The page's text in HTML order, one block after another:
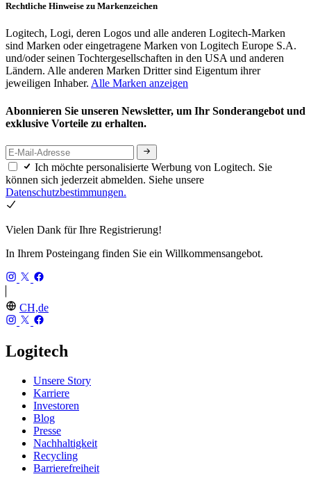
Rechtliche Hinweise zu Markenzeichen
Logitech, Logi, deren Logos und alle anderen Logitech-Marken
sind Marken oder eingetragene Marken von Logitech Europe S.A.
und/oder seinen Tochtergesellschaften in den USA und anderen
Ländern. Alle anderen Marken Dritter sind Eigentum ihrer
jeweiligen Inhaber. Alle Marken anzeigen
Abonnieren Sie unseren Newsletter, um Ihr Sonderangebot und
exklusive Vorteile zu erhalten.
Ich möchte personalisierte Werbung von Logitech. Sie
können sich jederzeit abmelden. Siehe unsere
Datenschutzbestimmungen.
Vielen Dank für Ihre Registrierung!
In Ihrem Posteingang finden Sie ein Willkommensangebot.
CH,de
Logitech
Unsere Story
Karriere
Investoren
Blog
Presse
Nachhaltigkeit
Recycling
Barrierefreiheit